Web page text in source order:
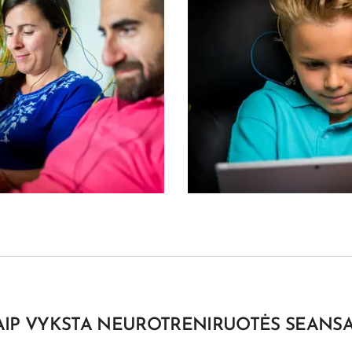
VYKSTA NEUROTRENIRUOTĖS